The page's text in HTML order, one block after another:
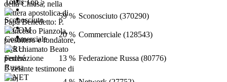
della Chiesa, nella
Lettera apostolica di
Papa Benedetto: P.
Francesco Pianzola,
presbitero e fondatore,
sarà chiamato Beato
perché
 zelante testimone di
Dio;
59 % Sconosciuto (370290)
20 % Commerciale (128543)
13 % Federazione Russa (80776)